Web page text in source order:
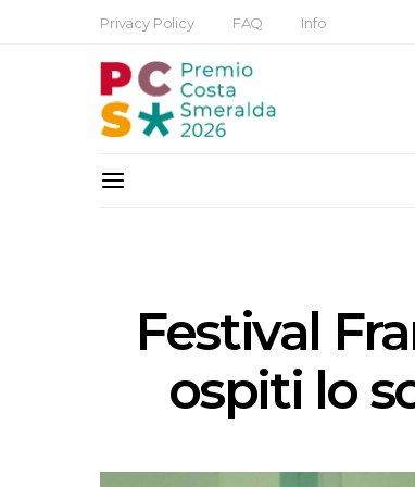
Privacy Policy FAQ Info
Festival
ospiti lo